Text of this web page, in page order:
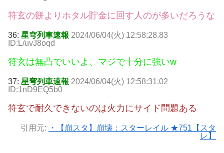
符玄の餅よりホタル貯金に回す人のが多いだろうな
36: 星穹列車速報 2024/06/04(火) 12:58:28.83
ID:L/uvJ8oqd
符玄は無凸でいいよ、マジで十分に強いw
37: 星穹列車速報 2024/06/04(火) 12:58:31.02
ID:1nD9EQ5b0
符玄で耐久できないのは火力にサイド問題ある
引用元:
・【崩スタ】崩壊：スターレイル ★751【スタ
レ】